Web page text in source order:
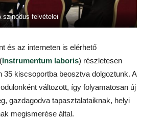
szinódus felvételei
és az interneten is elérhető
Instrumentum laboris) részletesen
35 kiscsoportba beosztva dolgoztunk. A
változott, így folyamatosan új
gazdagodva tapasztalataiknak, helyi
megismerése által.